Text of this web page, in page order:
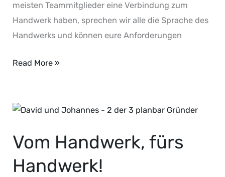
meisten Teammitglieder eine Verbindung zum
Handwerk haben, sprechen wir alle die Sprache des
Handwerks und können eure Anforderungen
Read More »
Vom Handwerk, fürs
Handwerk!
Vom
fürs